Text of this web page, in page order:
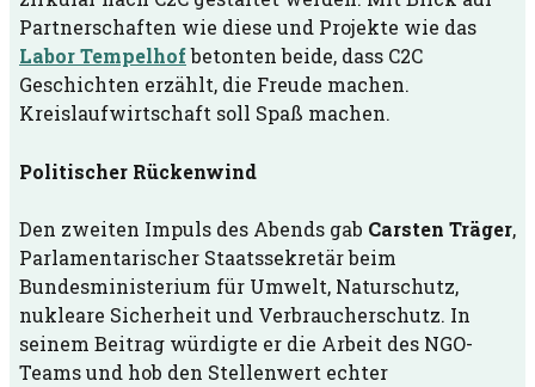
Partnerschaften wie diese und Projekte wie das
Labor Tempelhofbetonten beide, dass C2C
Geschichten erzählt, die Freude machen.
Kreislaufwirtschaft soll Spaß machen.
Politischer Rückenwind
Den zweiten Impuls des Abends gab Carsten Träger,
Parlamentarischer Staatssekretär beim
Bundesministerium für Umwelt, Naturschutz,
nukleare Sicherheit und Verbraucherschutz. In
seinem Beitrag würdigte er die Arbeit des NGO-
Teams und hob den Stellenwert echter